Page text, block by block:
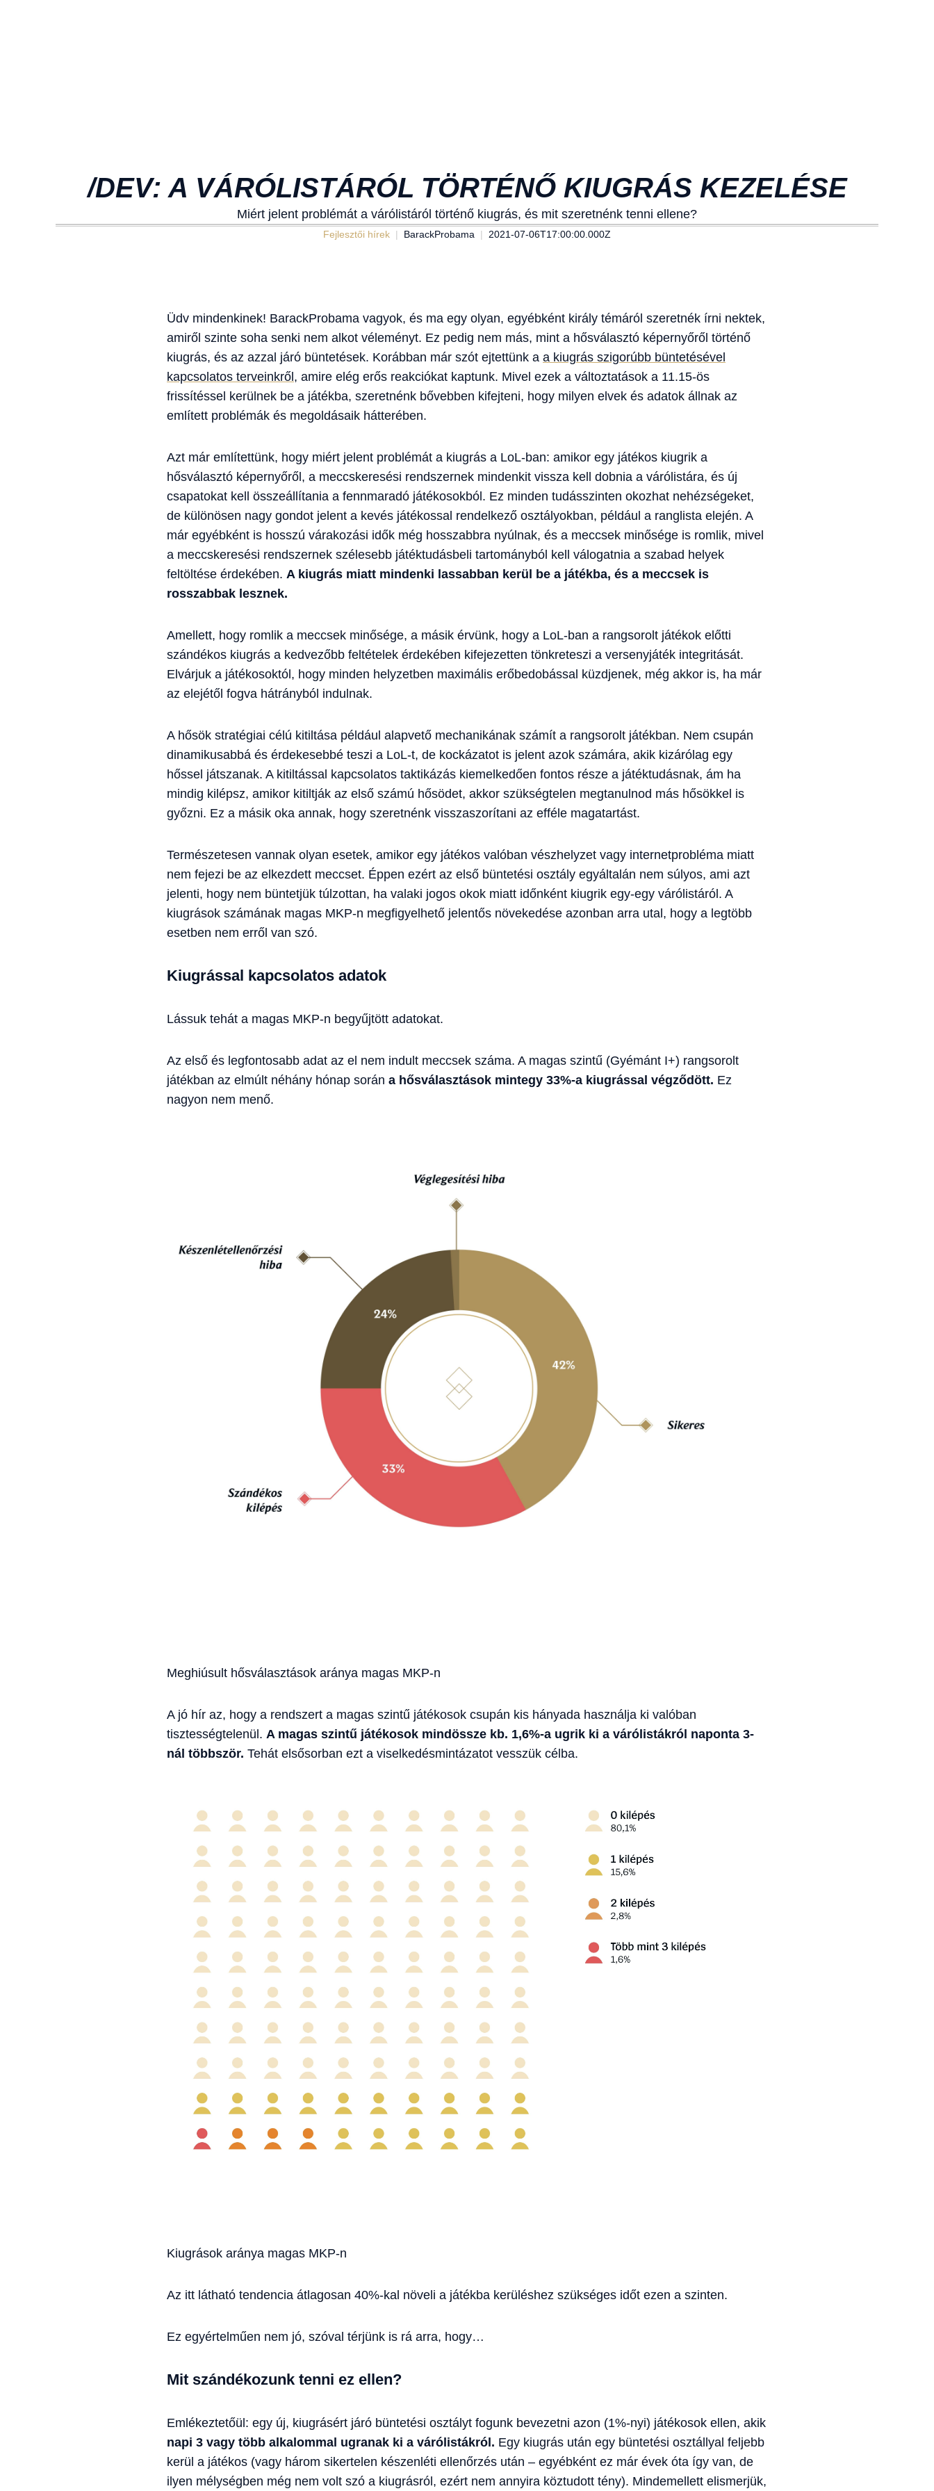
/DEV: A VÁRÓLISTÁRÓL TÖRTÉNŐ KIUGRÁS KEZELÉSE
Miért jelent problémát a várólistáról történő kiugrás, és mit szeretnénk tenni ellene?
Fejlesztői hírek BarackProbama 2021-07-06T17:00:00.000Z
Üdv mindenkinek! BarackProbama vagyok, és ma egy olyan, egyébként király témáról szeretnék írni nektek,
amiről szinte soha senki nem alkot véleményt. Ez pedig nem más, mint a hősválasztó képernyőről történő
kiugrás, és az azzal járó büntetések. Korábban már szót ejtettünk a a kiugrás szigorúbb büntetésével
kapcsolatos terveinkről , amire elég erős reakciókat kaptunk. Mivel ezek a változtatások a 11.15-ös
frissítéssel kerülnek be a játékba, szeretnénk bővebben kifejteni, hogy milyen elvek és adatok állnak az
említett problémák és megoldásaik hátterében.
Azt már említettünk, hogy miért jelent problémát a kiugrás a LoL-ban: amikor egy játékos kiugrik a
hősválasztó képernyőről, a meccskeresési rendszernek mindenkit vissza kell dobnia a várólistára, és új
csapatokat kell összeállítania a fennmaradó játékosokból. Ez minden tudásszinten okozhat nehézségeket,
de különösen nagy gondot jelent a kevés játékossal rendelkező osztályokban, például a ranglista elején. A
már egyébként is hosszú várakozási idők még hosszabbra nyúlnak, és a meccsek minősége is romlik, mivel
a meccskeresési rendszernek szélesebb játéktudásbeli tartományból kell válogatnia a szabad helyek
feltöltése érdekében. A kiugrás miatt mindenki lassabban kerül be a játékba, és a meccsek is
rosszabbak lesznek.
Amellett, hogy romlik a meccsek minősége, a másik érvünk, hogy a LoL-ban a rangsorolt játékok előtti
szándékos kiugrás a kedvezőbb feltételek érdekében kifejezetten tönkreteszi a versenyjáték integritását.
Elvárjuk a játékosoktól, hogy minden helyzetben maximális erőbedobással küzdjenek, még akkor is, ha már
az elejétől fogva hátrányból indulnak.
A hősök stratégiai célú kitiltása például alapvető mechanikának számít a rangsorolt játékban. Nem csupán
dinamikusabbá és érdekesebbé teszi a LoL-t, de kockázatot is jelent azok számára, akik kizárólag egy
hőssel játszanak. A kitiltással kapcsolatos taktikázás kiemelkedően fontos része a játéktudásnak, ám ha
mindig kilépsz, amikor kitiltják az első számú hősödet, akkor szükségtelen megtanulnod más hősökkel is
győzni. Ez a másik oka annak, hogy szeretnénk visszaszorítani az efféle magatartást.
Természetesen vannak olyan esetek, amikor egy játékos valóban vészhelyzet vagy internetprobléma miatt
nem fejezi be az elkezdett meccset. Éppen ezért az első büntetési osztály egyáltalán nem súlyos, ami azt
jelenti, hogy nem büntetjük túlzottan, ha valaki jogos okok miatt időnként kiugrik egy-egy várólistáról. A
kiugrások számának magas MKP-n megfigyelhető jelentős növekedése azonban arra utal, hogy a legtöbb
esetben nem erről van szó.
Kiugrással kapcsolatos adatok
Lássuk tehát a magas MKP-n begyűjtött adatokat.
Az első és legfontosabb adat az el nem indult meccsek száma. A magas szintű (Gyémánt I+) rangsorolt
játékban az elmúlt néhány hónap során a hősválasztások mintegy 33%-a kiugrással végződött. Ez
nagyon nem menő.
Meghiúsult hősválasztások aránya magas MKP-n
A jó hír az, hogy a rendszert a magas szintű játékosok csupán kis hányada használja ki valóban
tisztességtelenül. A magas szintű játékosok mindössze kb. 1,6%-a ugrik ki a várólistákról naponta 3-
nál többször. Tehát elsősorban ezt a viselkedésmintázatot vesszük célba.
Kiugrások aránya magas MKP-n
Az itt látható tendencia átlagosan 40%-kal növeli a játékba kerüléshez szükséges időt ezen a szinten.
Ez egyértelműen nem jó, szóval térjünk is rá arra, hogy…
Mit szándékozunk tenni ez ellen?
Emlékeztetőül: egy új, kiugrásért járó büntetési osztályt fogunk bevezetni azon (1%-nyi) játékosok ellen, akik
napi 3 vagy több alkalommal ugranak ki a várólistákról. Egy kiugrás után egy büntetési osztállyal feljebb
kerül a játékos (vagy három sikertelen készenléti ellenőrzés után – egyébként ez már évek óta így van, de
ilyen mélységben még nem volt szó a kiugrásról, ezért nem annyira köztudott tény). Mindemellett elismerjük,